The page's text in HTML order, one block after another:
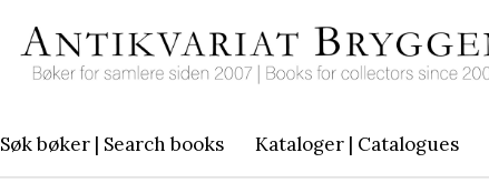
Søk bøker | Search books Kataloger | Catalogues